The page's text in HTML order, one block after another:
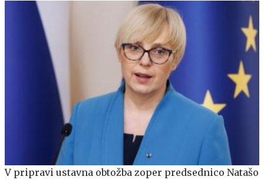
V pripravi ustavna obtožba zoper predsednico Natašo